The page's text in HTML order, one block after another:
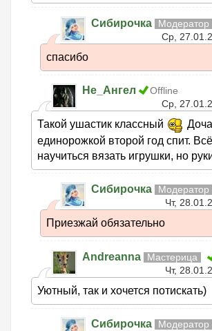
Сибирочка
Ср,
спасибо
Не_Ангел
Offline
Ср,
Такой ушастик классный
единорожкой второй год спит.
научиться вязать игрушки, но
Сибирочка
Чт,
Приезжай обязательно
Andreanna Мастерица
Чт,
Уютный, так и хочется потискать)
Сибирочка